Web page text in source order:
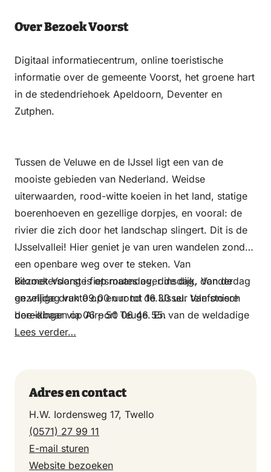
Over Bezoek Voorst
Digitaal informatiecentrum, online toeristische
informatie over de gemeente Voorst, het groene hart
in de stedendriehoek Apeldoorn, Deventer en
Zutphen.
Tussen de Veluwe en de IJssel ligt een van de
mooiste gebieden van Nederland. Weidse
uiterwaarden, rood-witte koeien in het land, statige
boerenhoeven en gezellige dorpjes, en vooral: de
rivier die zich door het landschap slingert. Dit is de
IJsselvallei! Hier geniet je van uren wandelen zonder
een openbare weg over te steken. Van
kilometerslange fietsroutes over de dijk. Van de
gezellige drukte op en rond de IJssel. Van stoere
doe-dingen op Airport Teuge. En van de weldadige
wellness en rust langs de recreatieplas van Bussloo.
graag!
Bezoek Voorst is op maandag, dinsdag, donderdag
en vrijdag van 09.00 uur tot 16.30 uur telefonisch
bereikbaar via 06 – 50 06 46 55.
Lees verder…
Adres en contact
H.W. Iordensweg 17, Twello
(0571) 27 99 11
E-mail sturen
Website bezoeken